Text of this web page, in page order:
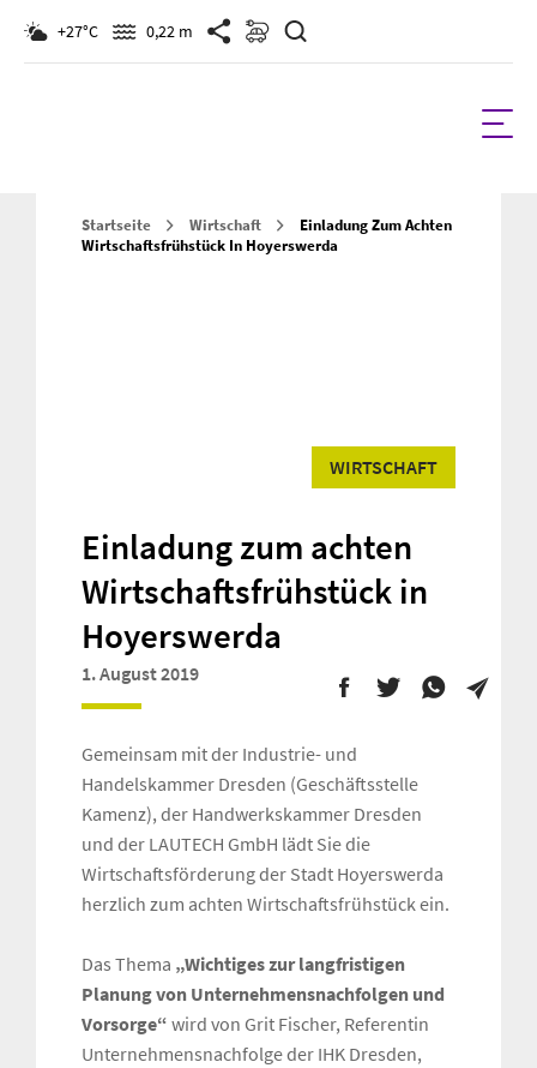
+27°C 0,22 m
Startseite Wirtschaft
Einladung Zum Achten
Wirtschaftsfrühstück In Hoyerswerda
WIRTSCHAFT
Einladung zum achten
Wirtschaftsfrühstück in
Hoyerswerda
1. August 2019
Gemeinsam mit der Industrie- und
Handelskammer Dresden (Geschäftsstelle
Kamenz), der Handwerkskammer Dresden
und der LAUTECH GmbH lädt Sie die
Wirtschaftsförderung der Stadt Hoyerswerda
herzlich zum achten Wirtschaftsfrühstück ein.
Das Thema „Wichtiges zur langfristigen
Planung von Unternehmensnachfolgen und
Vorsorge“ wird von Grit Fischer, Referentin
Unternehmensnachfolge der IHK Dresden,